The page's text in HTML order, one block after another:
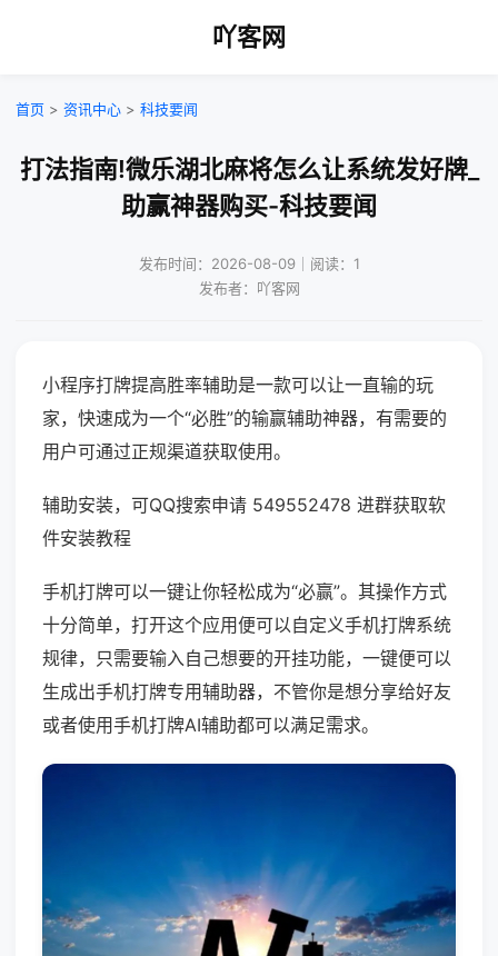
吖客网
首页 > 资讯中心 > 科技要闻
打法指南!微乐湖北麻将怎么让系统发好牌_
助赢神器购买-科技要闻
发布时间：2026-08-09｜阅读：1
发布者：吖客网
小程序打牌提高胜率辅助是一款可以让一直输的玩
家，快速成为一个“必胜”的输赢辅助神器，有需要的
用户可通过正规渠道获取使用。
辅助安装，可QQ搜索申请 549552478 进群获取软
件安装教程
手机打牌可以一键让你轻松成为“必赢”。其操作方式
十分简单，打开这个应用便可以自定义手机打牌系统
规律，只需要输入自己想要的开挂功能，一键便可以
生成出手机打牌专用辅助器，不管你是想分享给好友
或者使用手机打牌AI辅助都可以满足需求。